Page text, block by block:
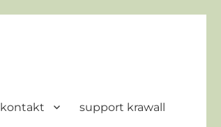
kontakt support krawall